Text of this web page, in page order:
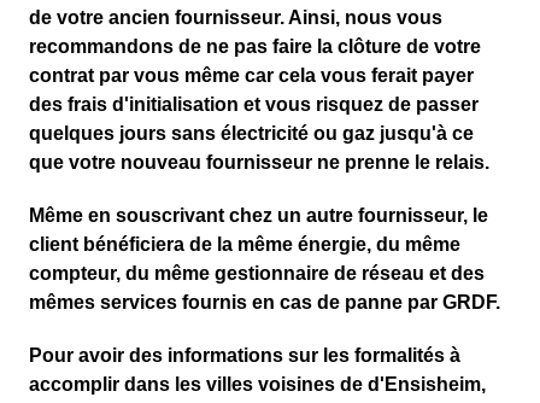
de votre ancien fournisseur. Ainsi, nous vous
recommandons de ne pas faire la clôture de votre
contrat par vous même car cela vous ferait payer
des frais d'initialisation et vous risquez de passer
quelques jours sans électricité ou gaz jusqu'à ce
que votre nouveau fournisseur ne prenne le relais.
Même en souscrivant chez un autre fournisseur, le
client bénéficiera de la même énergie, du même
compteur, du même gestionnaire de réseau et des
mêmes services fournis en cas de panne par GRDF.
Pour avoir des informations sur les formalités à
accomplir dans les villes voisines de d'Ensisheim,